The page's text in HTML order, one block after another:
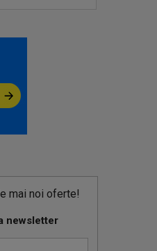
mai noi oferte!
newsletter